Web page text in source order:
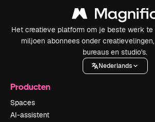
Het creatieve platform om je beste werk te
miljoen abonnees onder
bureaus en studio's.
Nederlands
Producten
Spaces
AI-assistent